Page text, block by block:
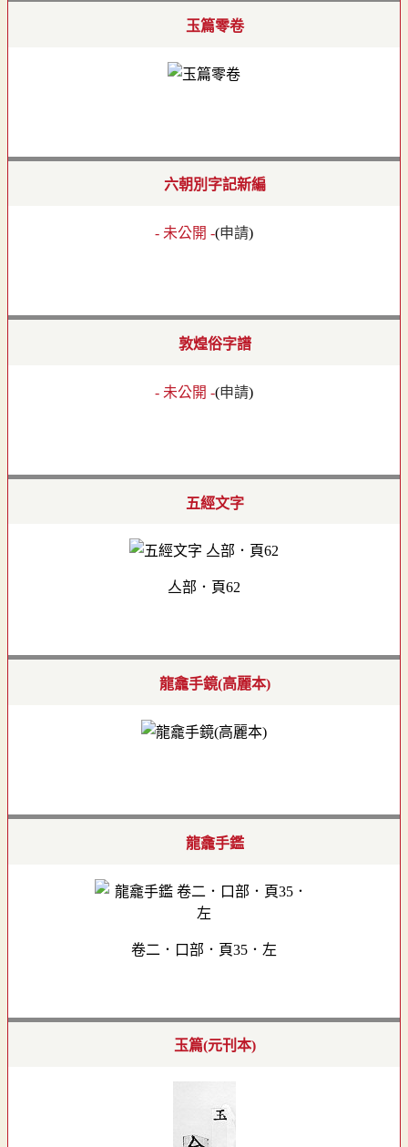
玉篇零卷
六朝別字記新編
- 未公開 -(申請)
敦煌俗字譜
- 未公開 -(申請)
五經文字
亼部．頁62
龍龕手鏡(高麗本)
龍龕手鑑
卷二．口部．頁35．左
玉篇(元刊本)